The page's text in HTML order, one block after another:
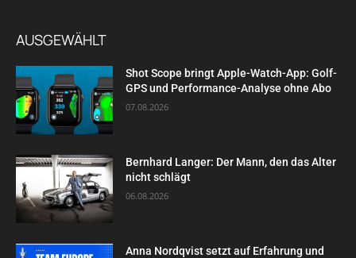
AUSGEWÄHLT
Shot Scope bringt Apple-Watch-App: Golf-
GPS und Performance-Analyse ohne Abo
07.08.2026
Bernhard Langer: Der Mann, den das Alter
nicht schlägt
06.08.2026
Anna Nordqvist setzt auf Erfahrung und